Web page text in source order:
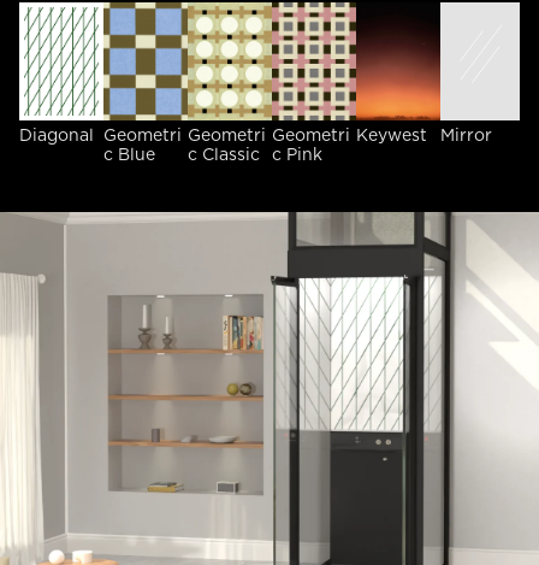
Diagonal
Geometri
c Blue
Geometri
c Classic
Geometri
c Pink
Keywest Mirror